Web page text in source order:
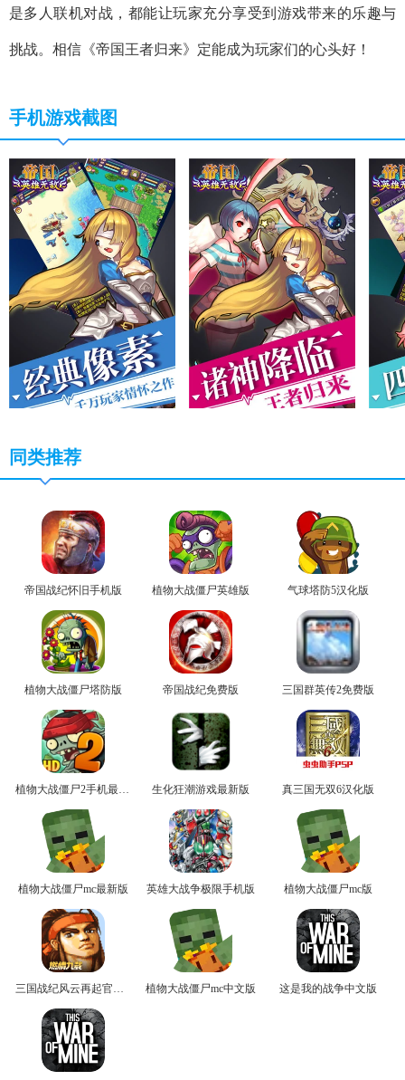
是多人联机对战，都能让玩家充分享受到游戏带来的乐趣与
挑战。相信《帝国王者归来》定能成为玩家们的心头好！
手机游戏截图
同类推荐
帝国战纪怀旧手机版 植物大战僵尸英雄版 气球塔防5汉化版
植物大战僵尸塔防版 帝国战纪免费版 三国群英传2免费版
植物大战僵尸2手机最新版 生化狂潮游戏最新版 真三国无双6汉化版
植物大战僵尸mc最新版 英雄大战争极限手机版 植物大战僵尸mc版
三国战纪风云再起官方版 植物大战僵尸mc中文版 这是我的战争中文版